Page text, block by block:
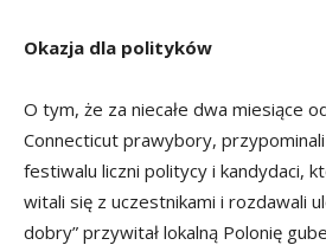
Okazja dla polityków
O tym, że za niecałe dwa miesiące
Connecticut prawybory,
festiwalu liczni politycy i kandydaci,
witali się z uczestnikami i rozdawali
dobry” przywitał lokalną Polonię